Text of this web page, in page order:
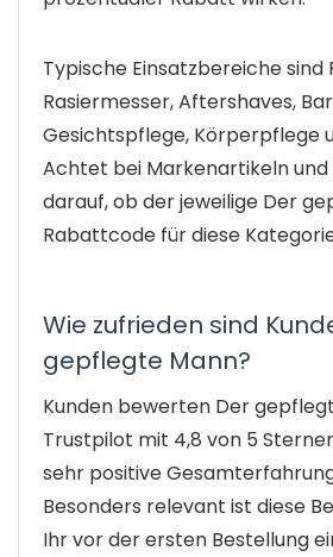
Typische Einsatzbereiche sind
Rasiermesser, Aftershaves,
Gesichtspflege, Körperpflege
Achtet bei Markenartikeln
darauf, ob der jeweilige Der
Rabattcode für diese
Wie zufrieden sind
gepflegte Mann?
Kunden bewerten Der
Trustpilot mit 4,8 von 5
sehr positive
Besonders relevant ist diese
Ihr vor der ersten Bestellung